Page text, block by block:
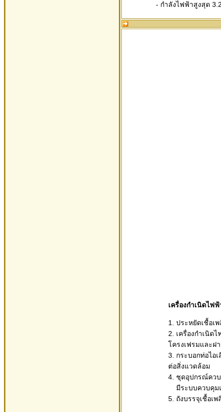
- กำลังไฟฟ้าสูงสุด
เครื่องกำเนิดไฟ
1. ประหยัดเชื้อเ
2. เครื่องกำเนิ
โครงเฟรมและฝ
3. กระบอกท่อไอ
ต่อสิ่งแวดล้อม
4. ชุดอุปกรณ์คว
มีระบบควบคุมแ
5. ถังบรรจุเชื้อเ